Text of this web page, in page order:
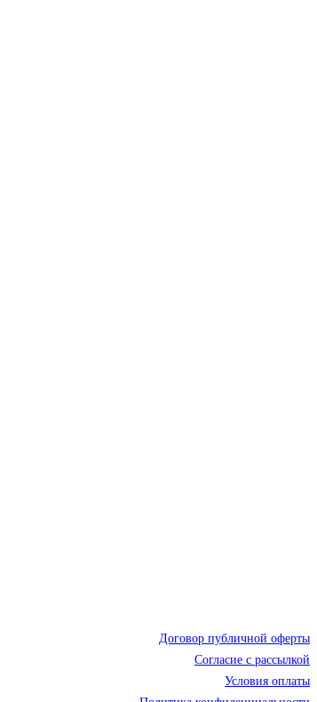
Договор публичной оферты
Согласие с рассылкой
Условия оплаты